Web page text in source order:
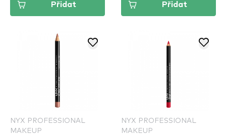
Přidat Přidat
NYX PROFESSIONAL
MAKEUP
NYX PROFESSIONAL
MAKEUP